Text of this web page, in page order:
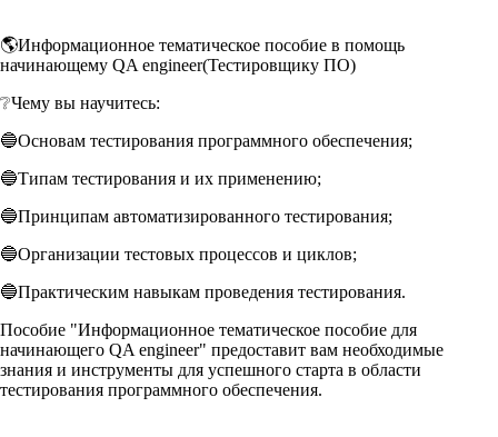
🌎Информационное тематическое пособие в помощь
начинающему QA engineer(Тестировщику ПО)
❔Чему вы научитесь:
🔵Основам тестирования программного обеспечения;
🔵Типам тестирования и их применению;
🔵Принципам автоматизированного тестирования;
🔵Организации тестовых процессов и циклов;
🔵Практическим навыкам проведения тестирования.
Пособие "Информационное тематическое пособие для
начинающего QA engineer" предоставит вам необходимые
знания и инструменты для успешного старта в области
тестирования программного обеспечения.